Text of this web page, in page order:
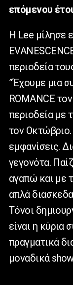
επόμενου
H Lee μίλησε
περιοδεία
”Έχουμε μια
ROMANCE
περιοδεία με
τον
εμφανίσεις.
γεγονότα.
αγαπώ και με
απλά
Τόνοι
είναι η κύρια
πραγματικά
μοναδικά